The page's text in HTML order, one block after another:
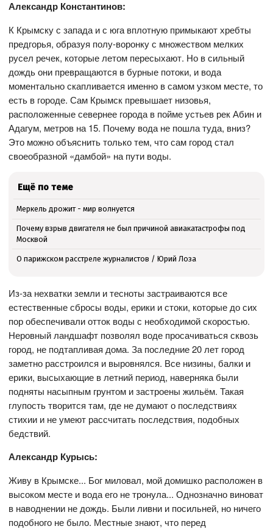
Александр Константинов:
К Крымску с запада и с юга вплотную примыкают хребты
предгорья, образуя полу-воронку с множеством мелких
русел речек, которые летом пересыхают. Но в сильный
дождь они превращаются в бурные потоки, и вода
моментально скапливается именно в самом узком месте, то
есть в городе. Сам Крымск превышает низовья,
расположенные севернее города в пойме устьев рек Абин и
Адагум, метров на 15. Почему вода не пошла туда, вниз?
Это можно объяснить только тем, что сам город стал
своеобразной «дамбой» на пути воды.
Ещё по теме
Меркель дрожит - мир волнуется
Почему взрыв двигателя не был причиной авиакатастрофы под
Москвой
О парижском расстреле журналистов / Юрий Лоза
Из-за нехватки земли и тесноты застраиваются все
естественные сбросы воды, ерики и стоки, которые до сих
пор обеспечивали отток воды с необходимой скоростью.
Неровный ландшафт позволял воде просачиваться сквозь
город, не подтапливая дома. За последние 20 лет город
заметно расстроился и выровнялся. Все низины, балки и
ерики, высыхающие в летний период, наверняка были
подняты насыпным грунтом и застроены жильём. Такая
глупость творится там, где не думают о последствиях
стихии и не умеют рассчитать последствия, подобных
бедствий.
Александр Курысь:
Живу в Крымске... Бог миловал, мой домишко расположен в
высоком месте и вода его не тронула... Однозначно виноват
в наводнении не дождь. Были ливни и посильней, но ничего
подобного не было. Местные знают, что перед